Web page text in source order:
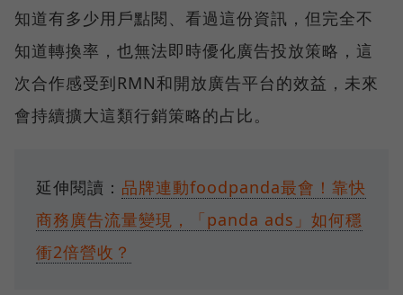
知道有多少用戶點閱、看過這份資訊，但完全不
知道轉換率，也無法即時優化廣告投放策略，這
次合作感受到RMN和開放廣告平台的效益，未來
會持續擴大這類行銷策略的占比。
延伸閱讀： 品牌連動foodpanda最會！靠快
商務廣告流量變現，「panda ads」如何穩
衝2倍營收？